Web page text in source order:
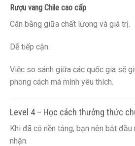
Rượu vang Chile cao cấp
Cân bằng giữa chất lượng và giá trị.
Dễ tiếp cận.
Việc so sánh giữa các quốc gia sẽ
phong cách mà mình yêu thích.
Level 4 – Học cách thưởng thức
Khi đã có nền tảng, bạn nên bắt đầu
nhận.